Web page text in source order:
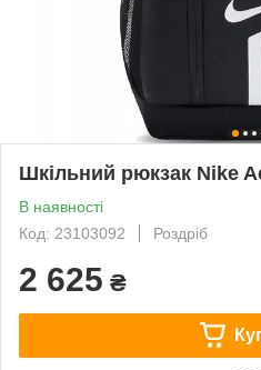
Шкільний рюкзак Nike
В наявності
Код: 23103092
Роздріб
2 625 ₴